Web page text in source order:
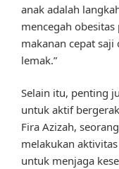
anak adalah
mencegah
makanan cepat
lemak.”
Selain itu, penting
untuk aktif
Fira Azizah,
melakukan
untuk menjaga